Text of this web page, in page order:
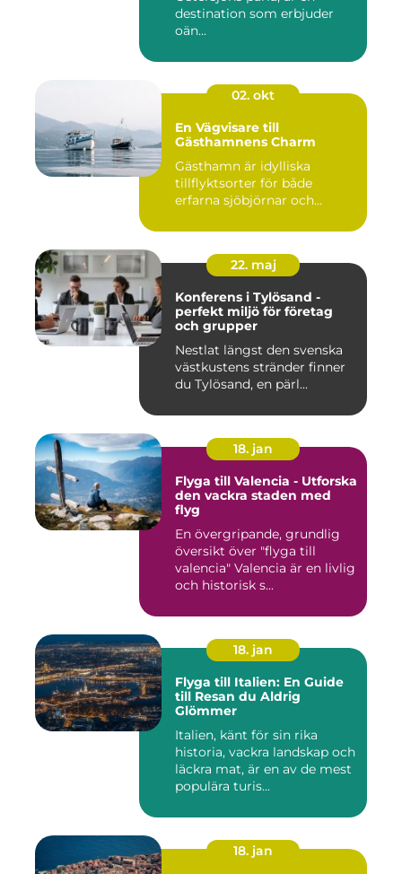
destination som erbjuder
oän...
02. okt
En Vägvisare till
Gästhamnens Charm
Gästhamn är idylliska
tillflyktsorter för både
erfarna sjöbjörnar och...
22. maj
Konferens i Tylösand -
perfekt miljö för företag
och grupper
Nestlat längst den svenska
västkustens stränder finner
du Tylösand, en pärl...
18. jan
Flyga till Valencia - Utforska
den vackra staden med
flyg
En övergripande, grundlig
översikt över "flyga till
valencia" Valencia är en livlig
och historisk s...
18. jan
Flyga till Italien: En Guide
till Resan du Aldrig
Glömmer
Italien, känt för sin rika
historia, vackra landskap och
läckra mat, är en av de mest
populära turis...
18. jan